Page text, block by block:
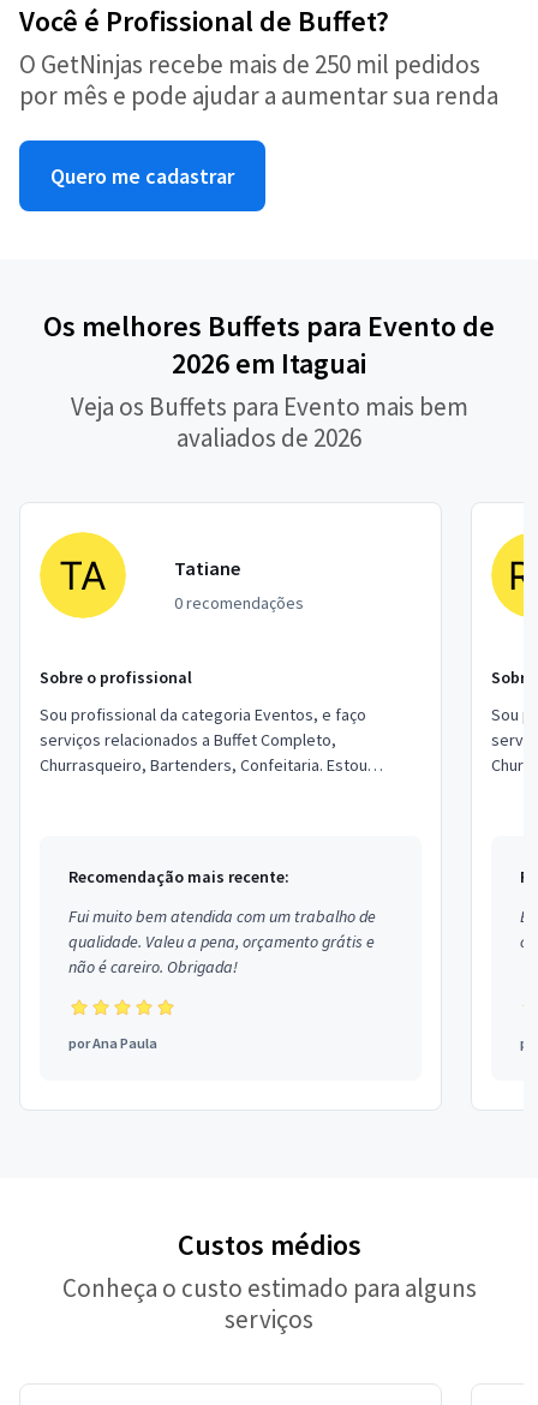
Você é Profissional de Buffet?
O GetNinjas recebe mais de 250 mil pedidos
por mês e pode ajudar a aumentar sua renda
Quero me cadastrar
Os melhores Buffets para Evento de
2026 em Itaguai
Veja os Buffets para Evento mais bem
avaliados de 2026
Tatiane
0 recomendações
Sobre o profissional
Sou profissional da categoria Eventos, e faço
serviços relacionados a Buffet Completo,
Churrasqueiro, Bartenders, Confeitaria. Estou
Recomendação mais recente:
Fui muito bem atendida com um trabalho de
qualidade. Valeu a pena, orçamento grátis e
não é careiro. Obrigada!
porAna Paula
Sou
Custos médios
Conheça o custo estimado para alguns
serviços